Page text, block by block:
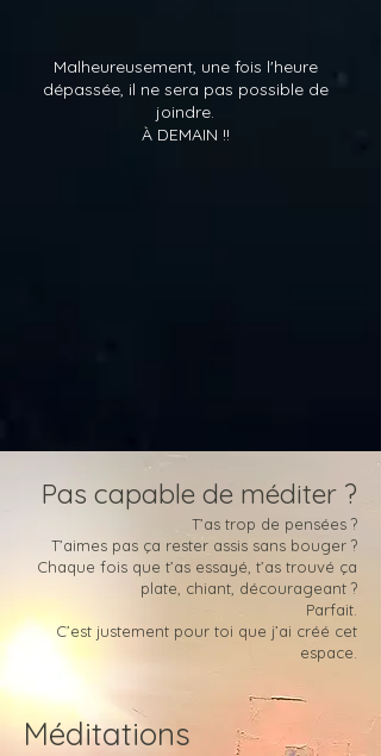
Malheureusement, une fois l'heure
dépassée, il ne sera pas possible de
joindre.
À DEMAIN !!
Pas capable de méditer ?
T’as trop de pensées ?
T’aimes pas ça rester assis sans bouger ?
Chaque fois que t’as essayé, t’as trouvé ça
plate, chiant, décourageant ?
Parfait.
C’est justement pour toi que j’ai créé cet
espace.
Méditations